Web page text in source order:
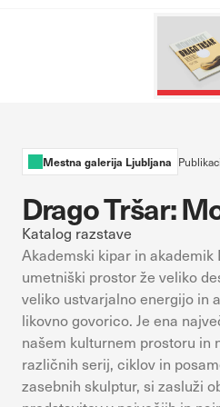
Mestna galerija Ljubljana
Drago Tršar:
Katalog razstave
Akademski kipar in akademik
umetniški prostor že veliko
veliko ustvarjalno energijo in
likovno govorico. Je ena
našem kulturnem prostoru in
različnih serij, ciklov in
zasebnih skulptur, si zasluži
sistemih ni mogoče izklopiti.
odziv na vaša dejanja, ki vodijo do
nastavitev zasebnosti, prijava ali
imate nastavitev, da brskalnik
na njih. V tem primeru nekateri
Piškotki za učinkovitost
in izboljšamo učinkovitost
njimi prepoznamo, katera mesta so
in opazujemo, kako se obiskovalci
Podatki, ki jih piškotki zbirajo, so
uporabo teh piškotkov zavrnete,
obiskali naše spletno mesto.
Piškotki za ciljno usmerjenost
Te piškotke nastavijo naši
oglaševalska podjetja jih lahko